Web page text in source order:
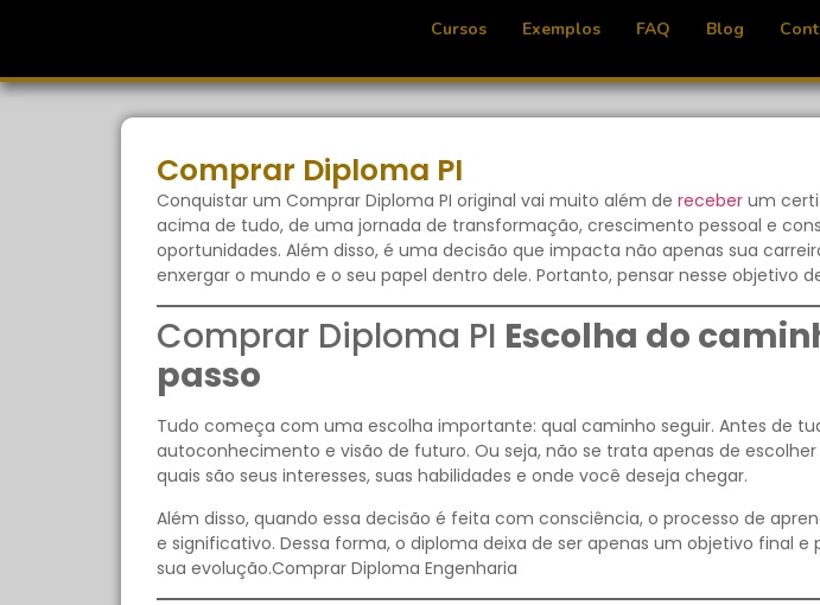
Cursos Exemplos FAQ Blog
Comprar Diploma PI
Conquistar um Comprar Diploma PI original vai muito além de receber um
acima de tudo, de uma jornada de transformação, crescimento pessoal e
oportunidades. Além disso, é uma decisão que impacta não apenas sua
enxergar o mundo e o seu papel dentro dele. Portanto, pensar nesse objetivo
Comprar Diploma PI Escolha do
passo
Tudo começa com uma escolha importante: qual caminho seguir. Antes de
autoconhecimento e visão de futuro. Ou seja, não se trata apenas de
quais são seus interesses, suas habilidades e onde você deseja chegar.
Além disso, quando essa decisão é feita com consciência, o processo de
e significativo. Dessa forma, o diploma deixa de ser apenas um objetivo final
sua evolução.Comprar Diploma Engenharia